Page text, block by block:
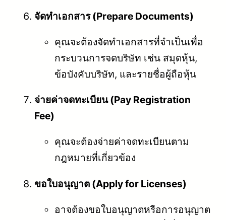
จัดทำเอกสาร (Prepare Documents)
คุณจะต้องจัดทำเอกสารที่จำเป็นเพื่อ
กระบวนการจดบริษัท เช่น สมุดหุ้น,
ข้อบังคับบริษัท, และรายชื่อผู้ถือหุ้น
จ่ายค่าจดทะเบียน (Pay Registration
Fee)
คุณจะต้องจ่ายค่าจดทะเบียนตาม
กฎหมายที่เกี่ยวข้อง
ขอใบอนุญาต (Apply for Licenses)
อาจต้องขอใบอนุญาตหรือการอนุญาต